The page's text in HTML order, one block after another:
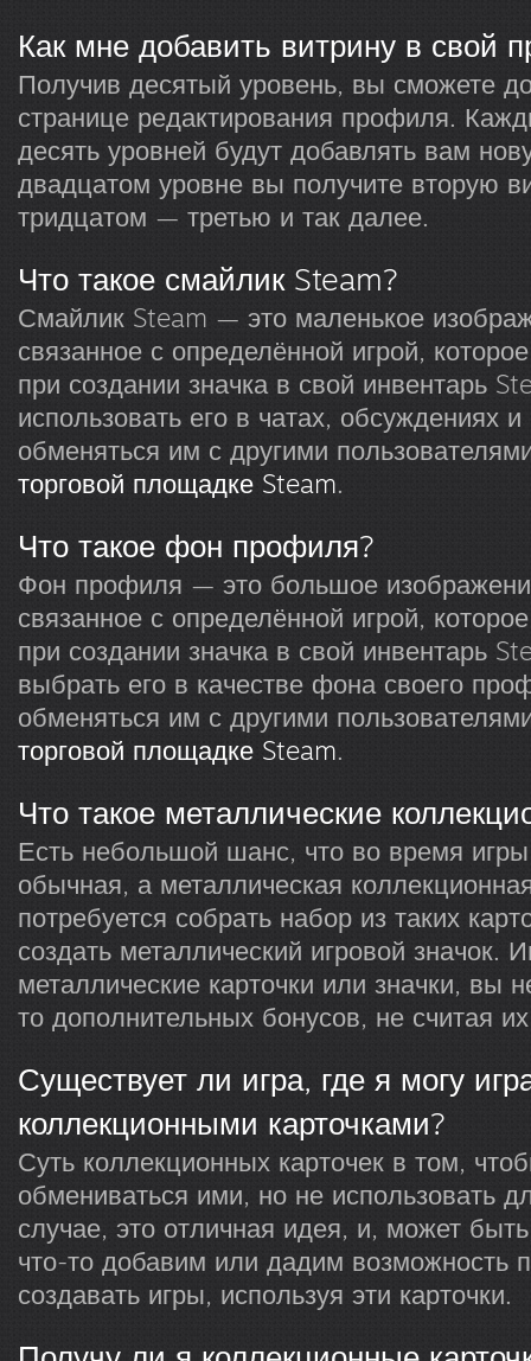
Как мне добавить витрину в свой
Получив десятый уровень, вы сможете
странице редактирования профиля.
десять уровней будут добавлять вам
двадцатом уровне вы получите вторую
тридцатом — третью и так далее.
Что такое смайлик Steam?
Смайлик Steam — это маленькое
связанное с определённой игрой,
при создании значка в свой инвентарь
использовать его в чатах, обсуждениях
обменяться им с другими
торговой площадке Steam.
Что такое фон профиля?
Фон профиля — это большое
связанное с определённой игрой,
при создании значка в свой инвентарь
выбрать его в качестве фона своего
обменяться им с другими
торговой площадке Steam.
Что такое металлические
Есть небольшой шанс, что во время
обычная, а металлическая
потребуется собрать набор из таких
создать металлический игровой значок.
металлические карточки или значки, вы
то дополнительных бонусов, не считая
Существует ли игра, где я могу
коллекционными карточками?
Суть коллекционных карточек в том,
обмениваться ими, но не использовать
случае, это отличная идея, и, может
что-то добавим или дадим возможность
создавать игры, используя эти карточки.